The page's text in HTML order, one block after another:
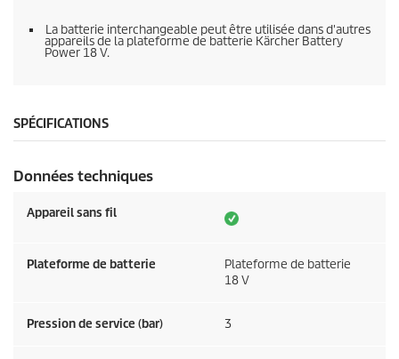
La batterie interchangeable peut être utilisée dans d'autres
appareils de la plateforme de batterie Kärcher Battery
Power 18 V.
SPÉCIFICATIONS
Données techniques
Appareil sans fil
Plateforme de batterie
Plateforme de batterie
18 V
Pression de service (bar) 3